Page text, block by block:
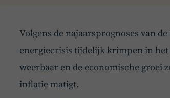
Volgens de najaarsprognoses van
energiecrisis tijdelijk krimpen in het
weerbaar en de economische groei
inflatie matigt.